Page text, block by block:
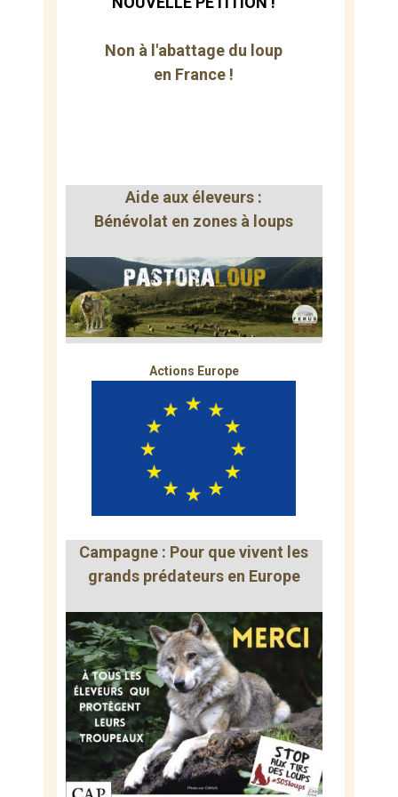
Non à l'abattage du loup
en France !
Aide aux éleveurs :
Bénévolat en zones à loups
Actions Europe
Campagne : Pour que vivent les
grands prédateurs en Europe